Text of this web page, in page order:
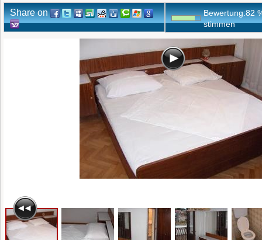
Share on Bewertung:82
stimmen